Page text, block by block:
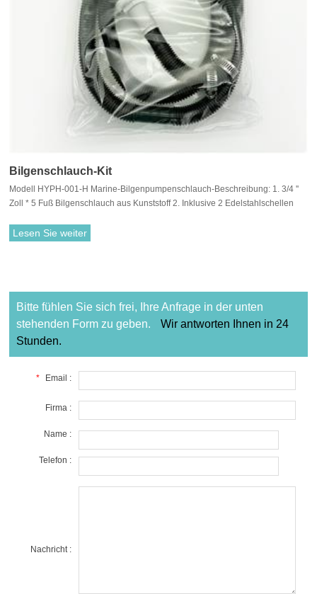
Bilgenschlauch-Kit
Modell HYPH-001-H Marine-Bilgenpumpenschlauch-Beschreibung: 1. 3/4 ''
Zoll * 5 Fuß Bilgenschlauch aus Kunststoff 2. Inklusive 2 Edelstahlschellen
Lesen Sie weiter
Bitte fühlen Sie sich frei, Ihre Anfrage in der unten
stehenden Form zu geben.
Wir antworten Ihnen in 24
Stunden.
* Email :
Firma :
Name :
Telefon :
Nachricht :